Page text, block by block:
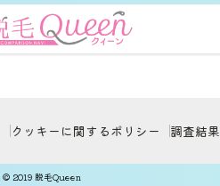
クッキーに関するポリシー 調査結果
© 2019 脱毛Queen